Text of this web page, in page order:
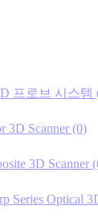
프로브 시스템
3D Scanner (0)
3D Scanner
Series Optical